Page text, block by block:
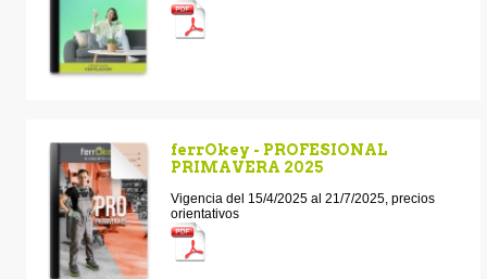
ferrOkey - PROFESIONAL
PRIMAVERA 2025
Vigencia del 15/4/2025 al 21/7/2025, precios
orientativos